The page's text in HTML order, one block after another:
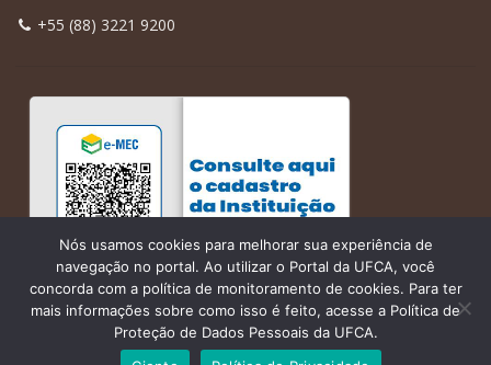
+55 (88) 3221 9200
Nós usamos cookies para melhorar sua experiência de
navegação no portal. Ao utilizar o Portal da UFCA, você
concorda com a política de monitoramento de cookies. Para ter
mais informações sobre como isso é feito, acesse a Política de
Proteção de Dados Pessoais da UFCA.